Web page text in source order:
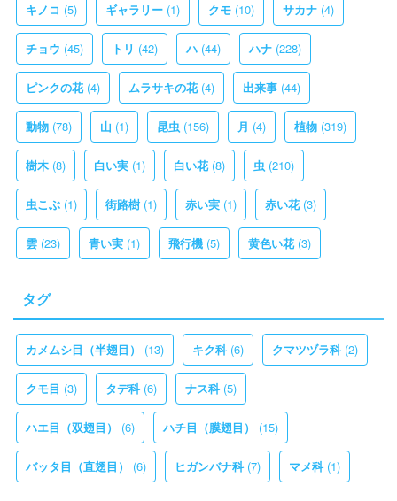
キノコ (5) ギャラリー (1) クモ (10) サカナ (4)
チョウ (45) トリ (42) ハ (44) ハナ (228)
ピンクの花(4) ムラサキの花(4) 出来事 (44)
動物 (78) 山 (1) 昆虫 (156) 月 (4) 植物 (319)
樹木 (8) 白い実 (1) 白い花(8) 虫 (210)
虫こぶ (1) 街路樹 (1) 赤い実 (1) 赤い花(3)
雲 (23) 青い実 (1) 飛行機 (5) 黄色い花(3)
タグ
カメムシ目（半翅目） (13) キク科(6) クマツヅラ科(2)
クモ目 (3) タデ科(6) ナス科(5)
ハエ目（双翅目） (6) ハチ目（膜翅目） (15)
バッタ目（直翅目） (6) ヒガンバナ科(7) マメ科(1)